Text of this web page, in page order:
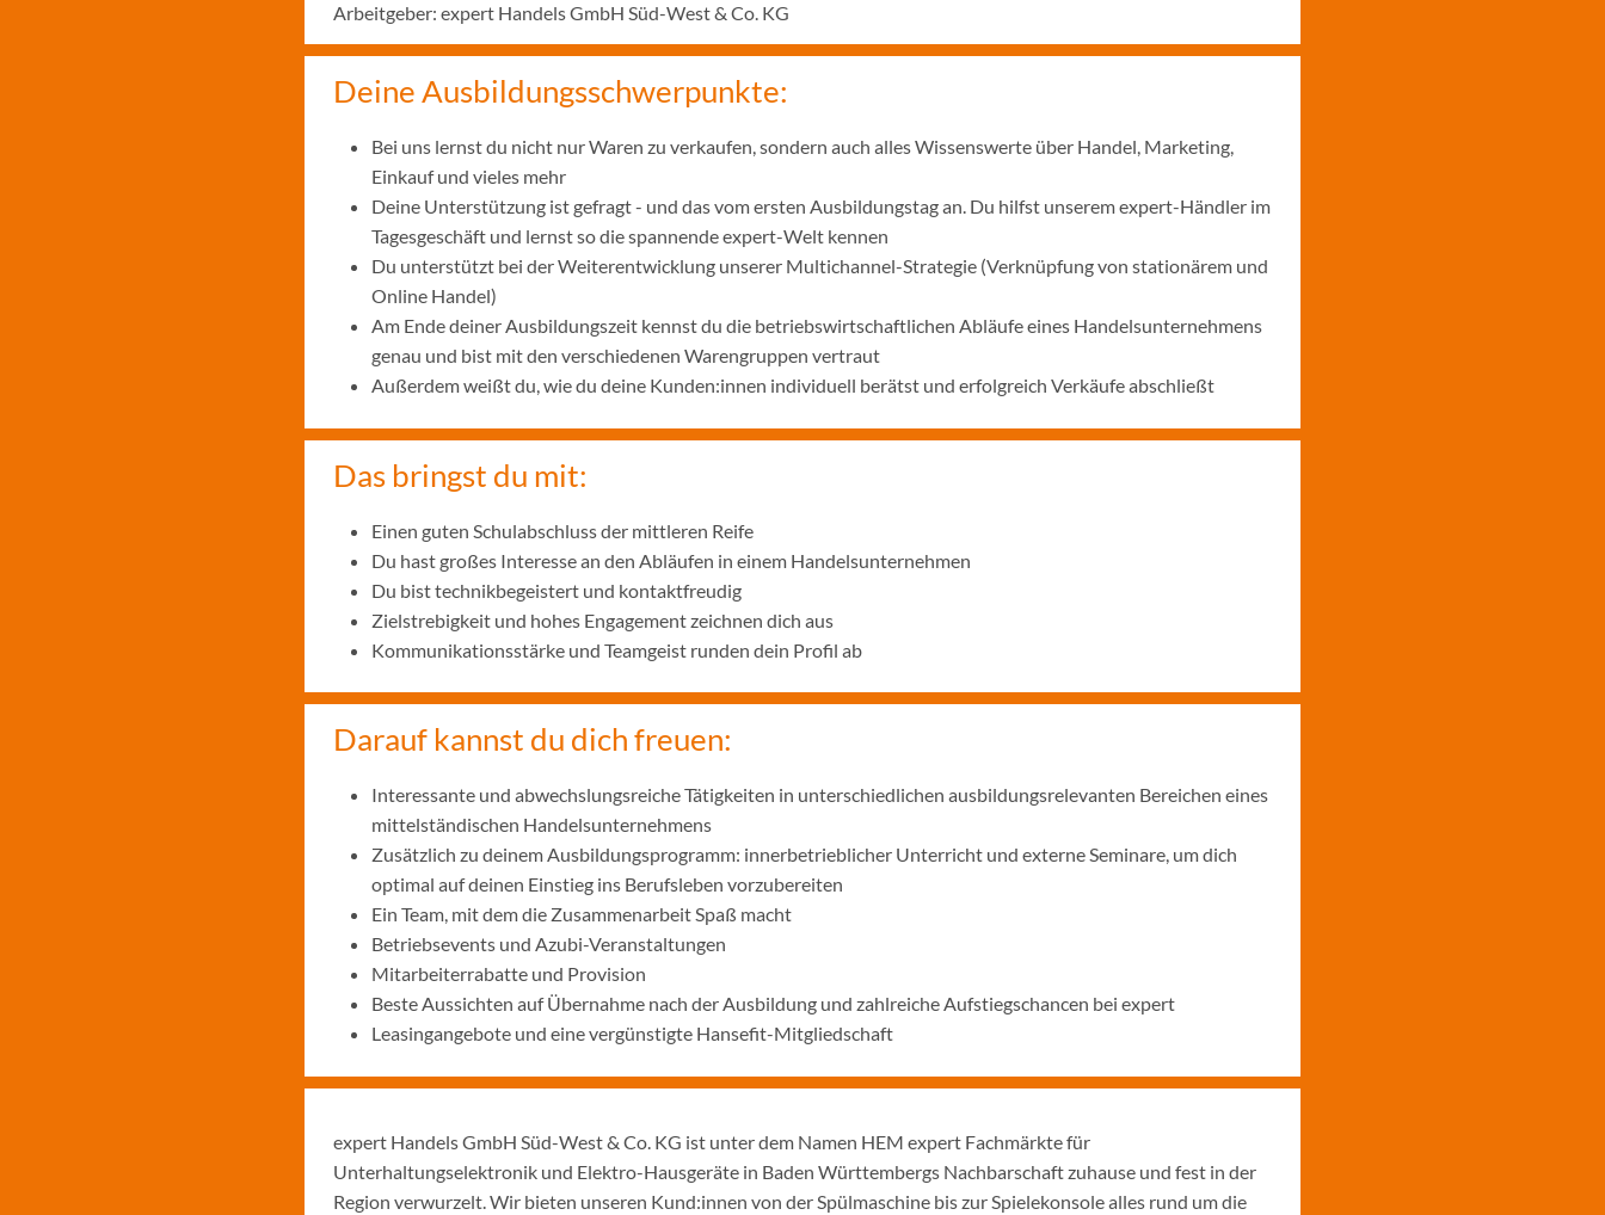
Arbeitgeber: expert Handels GmbH Süd-West & Co. KG
Deine Ausbildungsschwerpunkte:
Bei uns lernst du nicht nur Waren zu verkaufen, sondern auch alles Wissenswerte über Handel, Marketing,
Einkauf und vieles mehr
Deine Unterstützung ist gefragt - und das vom ersten Ausbildungstag an. Du hilfst unserem expert-Händler im
Tagesgeschäft und lernst so die spannende expert-Welt kennen
Du unterstützt bei der Weiterentwicklung unserer Multichannel-Strategie (Verknüpfung von stationärem und
Online Handel)
Am Ende deiner Ausbildungszeit kennst du die betriebswirtschaftlichen Abläufe eines Handelsunternehmens
genau und bist mit den verschiedenen Warengruppen vertraut
Außerdem weißt du, wie du deine Kunden:innen individuell berätst und erfolgreich Verkäufe abschließt
Das bringst du mit:
Einen guten Schulabschluss der mittleren Reife
Du hast großes Interesse an den Abläufen in einem Handelsunternehmen
Du bist technikbegeistert und kontaktfreudig
Zielstrebigkeit und hohes Engagement zeichnen dich aus
Kommunikationsstärke und Teamgeist runden dein Profil ab
Darauf kannst du dich freuen:
Interessante und abwechslungsreiche Tätigkeiten in unterschiedlichen ausbildungsrelevanten Bereichen eines
mittelständischen Handelsunternehmens
Zusätzlich zu deinem Ausbildungsprogramm: innerbetrieblicher Unterricht und externe Seminare, um dich
optimal auf deinen Einstieg ins Berufsleben vorzubereiten
Ein Team, mit dem die Zusammenarbeit Spaß macht
Betriebsevents und Azubi-Veranstaltungen
Mitarbeiterrabatte und Provision
Beste Aussichten auf Übernahme nach der Ausbildung und zahlreiche Aufstiegschancen bei expert
Leasingangebote und eine vergünstigte Hansefit-Mitgliedschaft
expert Handels GmbH Süd-West & Co. KG ist unter dem Namen HEM expert Fachmärkte für
Unterhaltungselektronik und Elektro-Hausgeräte in Baden Württembergs Nachbarschaft zuhause und fest in der
Region verwurzelt. Wir bieten unseren Kund:innen von der Spülmaschine bis zur Spielekonsole alles rund um die